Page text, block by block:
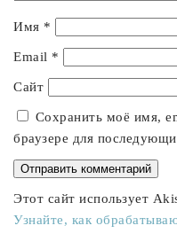
Имя *
Email *
Сайт
Сохранить моё имя,
браузере для
Этот сайт использует
Узнайте, как